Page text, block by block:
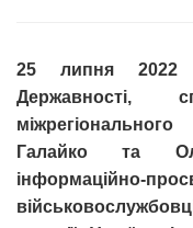
25 липня 2022
Державності,
Галайко та
інформаційно-